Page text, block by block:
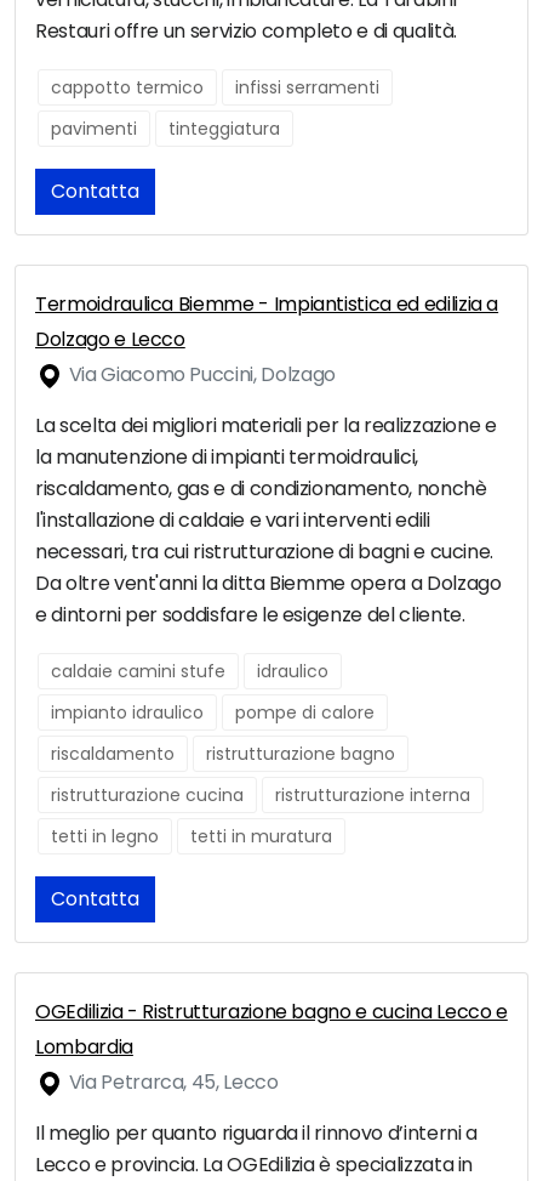
Restauri offre un servizio completo e di qualità.
cappotto termico
infissi serramenti
pavimenti
tinteggiatura
Contatta
Termoidraulica Biemme - Impiantistica ed edilizia a
Dolzago e Lecco
Via Giacomo Puccini, Dolzago
La scelta dei migliori materiali per la realizzazione e
la manutenzione di impianti termoidraulici,
riscaldamento, gas e di condizionamento, nonchè
l'installazione di caldaie e vari interventi edili
necessari, tra cui ristrutturazione di bagni e cucine.
Da oltre vent'anni la ditta Biemme opera a Dolzago
e dintorni per soddisfare le esigenze del cliente.
caldaie camini stufe
idraulico
impianto idraulico
pompe di calore
riscaldamento
ristrutturazione bagno
ristrutturazione cucina
ristrutturazione interna
tetti in legno
tetti in muratura
Contatta
OGEdilizia - Ristrutturazione bagno e cucina Lecco e
Lombardia
Via Petrarca, 45, Lecco
Il meglio per quanto riguarda il rinnovo d’interni a
Lecco e provincia. La OGEdilizia è specializzata in